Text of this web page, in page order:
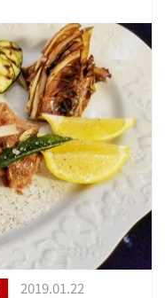
2019.01.22